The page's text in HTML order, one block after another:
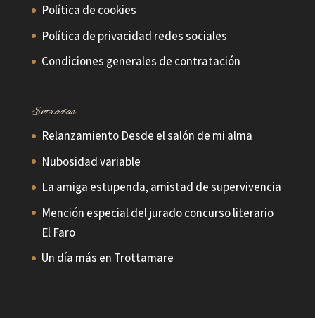
Política de cookies
Política de privacidad redes sociales
Condiciones generales de contratación
Entradas
Relanzamiento Desde el salón de mi alma
Nubosidad variable
La amiga estupenda, amistad de supervivencia
Mención especial del jurado concurso literario
El Faro
Un día más en Trottamare